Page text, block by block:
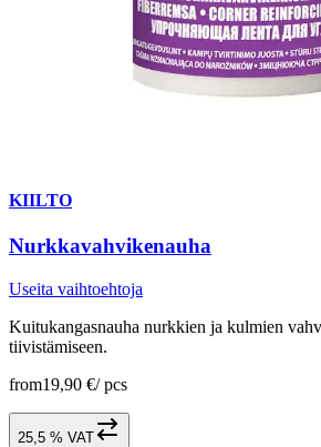
KIILTO
Nurkkavahvikenauha
Useita vaihtoehtoja
Kuitukangasnauha nurkkien ja kulmien
tiivistämiseen.
from19,90 €/ pcs
25,5 % VAT